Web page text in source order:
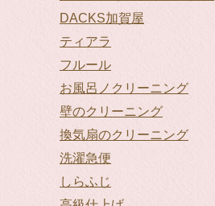
DACKS加賀屋
ティアラ
フルール
お風呂ノクリーニング
壁のクリーニング
換気扇のクリーニング
洗濯急便
しらふじ